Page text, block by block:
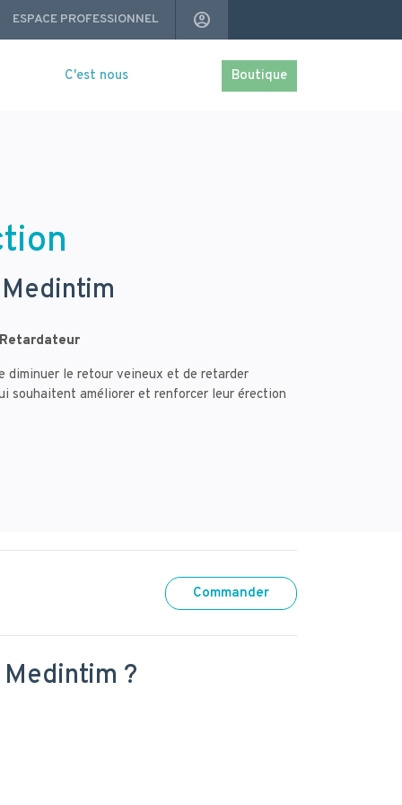
ESPACE PROFESSIONNEL ACCOUNT_CIRCLE
C'est nous Boutique
diminuer le retour veineux et de retarder
souhaitent améliorer et renforcer leur érection
Commander
?